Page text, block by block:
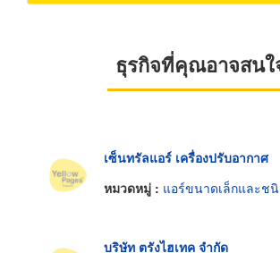
ธุรกิจที่คุณอาจสนใ
เซ็นทรัลแอร์ เครื่องปรับอากาศ
หมวดหมู่ : แอร์ขนาดเล็กและช
บริษัท ตรังไฮเทค จำกัด